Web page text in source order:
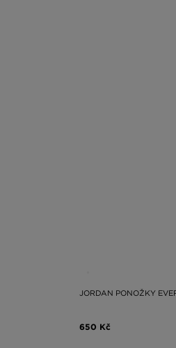
JORDAN PONOŽKY
650 Kč